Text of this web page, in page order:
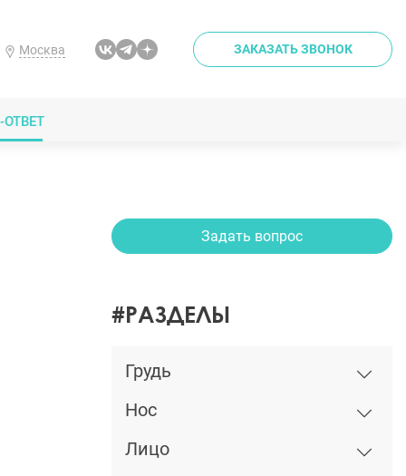
Москва ЗАКАЗАТЬ ЗВОНОК
Задать вопрос
#РАЗДЕЛЫ
Грудь
Нос
Лицо